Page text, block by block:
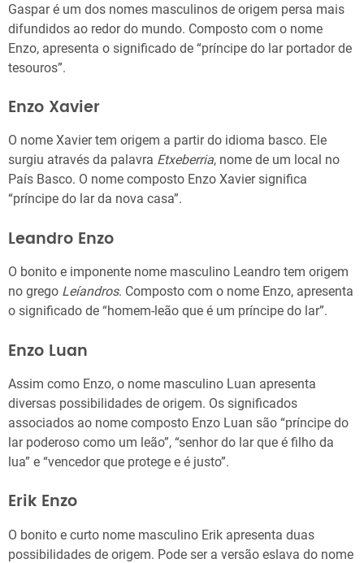
Gaspar é um dos nomes masculinos de origem persa mais
difundidos ao redor do mundo. Composto com o nome
Enzo, apresenta o significado de “príncipe do lar portador de
tesouros”.
Enzo Xavier
O nome Xavier tem origem a partir do idioma basco. Ele
surgiu através da palavra Etxeberria, nome de um local no
País Basco. O nome composto Enzo Xavier significa
“príncipe do lar da nova casa”.
Leandro Enzo
O bonito e imponente nome masculino Leandro tem origem
no grego Leíandros. Composto com o nome Enzo, apresenta
o significado de “homem-leão que é um príncipe do lar”.
Enzo Luan
Assim como Enzo, o nome masculino Luan apresenta
diversas possibilidades de origem. Os significados
associados ao nome composto Enzo Luan são “príncipe do
lar poderoso como um leão”, “senhor do lar que é filho da
lua” e “vencedor que protege e é justo”.
Erik Enzo
O bonito e curto nome masculino Erik apresenta duas
possibilidades de origem. Pode ser a versão eslava do nome